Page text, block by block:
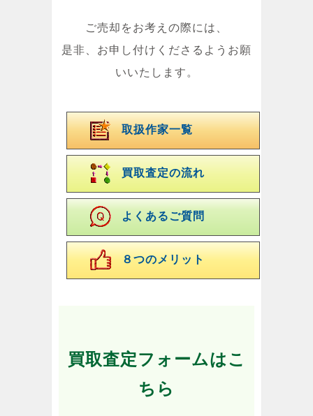
ご売却をお考えの際には、
是非、お申し付けくださるようお願
いいたします。
取扱作家一覧
買取査定の流れ
よくあるご質問
８つのメリット
買取査定フォームはこ
ちら